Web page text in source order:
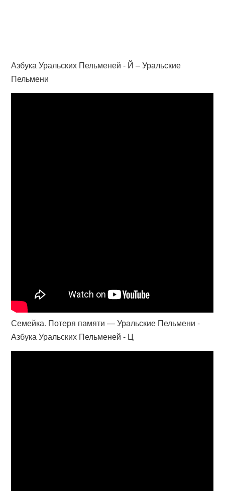
Азбука Уральских Пельменей - Й – Уральские
Пельмени
Семейка. Потеря памяти — Уральские Пельмени -
Азбука Уральских Пельменей - Ц